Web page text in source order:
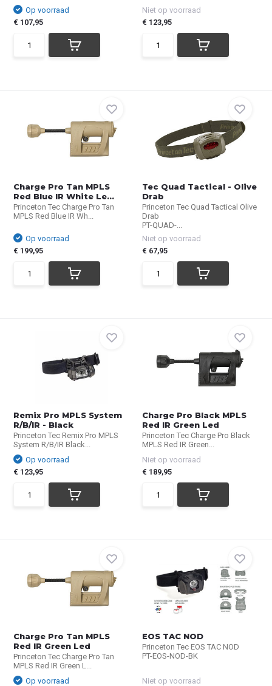
Op voorraad
€ 107,95
Niet op voorraad
€ 123,95
Charge Pro Tan MPLS
Red Blue IR White Le...
Princeton Tec Charge Pro Tan
MPLS Red Blue IR Wh...
Op voorraad
€ 199,95
Tec Quad Tactical - Olive
Drab
Princeton Tec Quad Tactical Olive
Drab
PT-QUAD-...
Niet op voorraad
€ 67,95
Remix Pro MPLS System
R/B/IR - Black
Princeton Tec Remix Pro MPLS
System R/B/IR Black...
Op voorraad
€ 123,95
Charge Pro Black MPLS
Red IR Green Led
Princeton Tec Charge Pro Black
MPLS Red IR Green...
Niet op voorraad
€ 189,95
Charge Pro Tan MPLS
Red IR Green Led
Princeton Tec Charge Pro Tan
MPLS Red IR Green L...
Op voorraad
EOS TAC NOD
Princeton Tec EOS TAC NOD
PT-EOS-NOD-BK
Niet op voorraad